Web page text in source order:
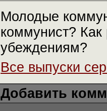
Молодые
коммунист?
убеждениям?
Все выпуски
Добавить